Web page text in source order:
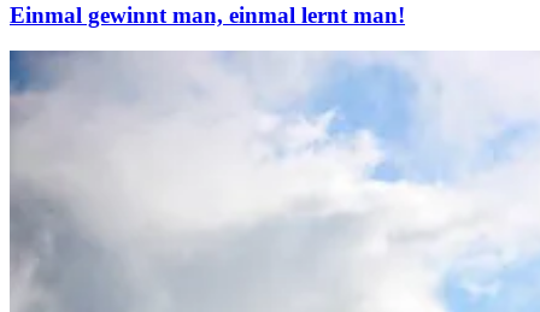
Einmal gewinnt man, einmal lernt man!